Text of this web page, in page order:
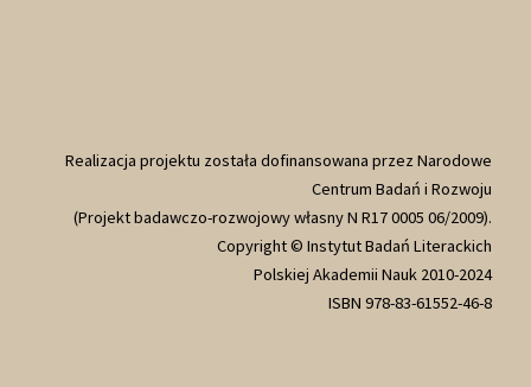
Realizacja projektu została dofinansowana przez Narodowe
Centrum Badań i Rozwoju
(Projekt badawczo-rozwojowy własny N R17 0005 06/2009).
Copyright © Instytut Badań Literackich
Polskiej Akademii Nauk 2010-2024
ISBN 978-83-61552-46-8